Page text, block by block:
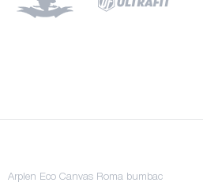
Arplen Eco Canvas Roma bumbac